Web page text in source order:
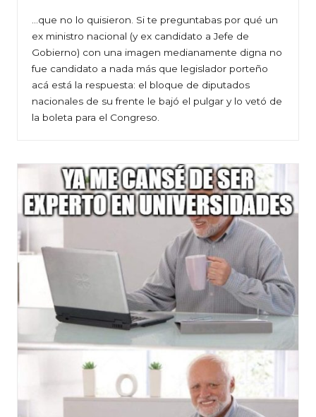
…que no lo quisieron. Si te preguntabas por qué un
ex ministro nacional (y ex candidato a Jefe de
Gobierno) con una imagen medianamente digna no
fue candidato a nada más que legislador porteño
acá está la respuesta: el bloque de diputados
nacionales de su frente le bajó el pulgar y lo vetó de
la boleta para el Congreso.